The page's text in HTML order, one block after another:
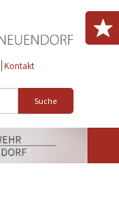
Kontakt
Suche